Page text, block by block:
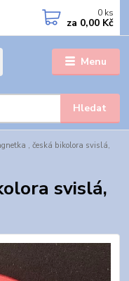
Menu
Hledat
0 ks
za 0,00 Kč
, česká bikolora svislá,
svislá,